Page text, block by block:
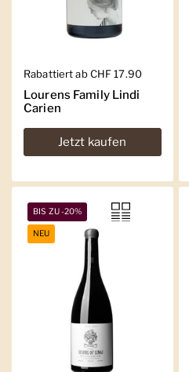
Regulärer Preis
Rabattiert ab CHF 17.90
Lourens Family Lindi
Carien
Jetzt kaufen
BIS ZU -20%
NEU